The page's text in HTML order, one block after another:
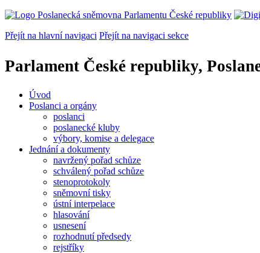
Přejít na hlavní navigaci Přejít na navigaci sekce
Parlament České republiky,
Úvod
Poslanci a orgány
poslanci
poslanecké kluby
výbory, komise a delegace
Jednání a dokumenty
navržený pořad schůze
schválený pořad schůze
stenoprotokoly
sněmovní tisky
ústní interpelace
hlasování
usnesení
rozhodnutí předsedy
rejstříky